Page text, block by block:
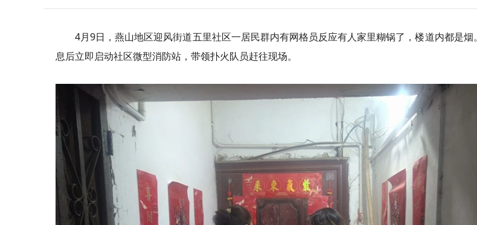
4月9日，燕山地区迎风街道五里社区一居民群内有网格员反应有人家里糊锅了，楼道内都是烟
息后立即启动社区微型消防站，带领扑火队员赶往现场。